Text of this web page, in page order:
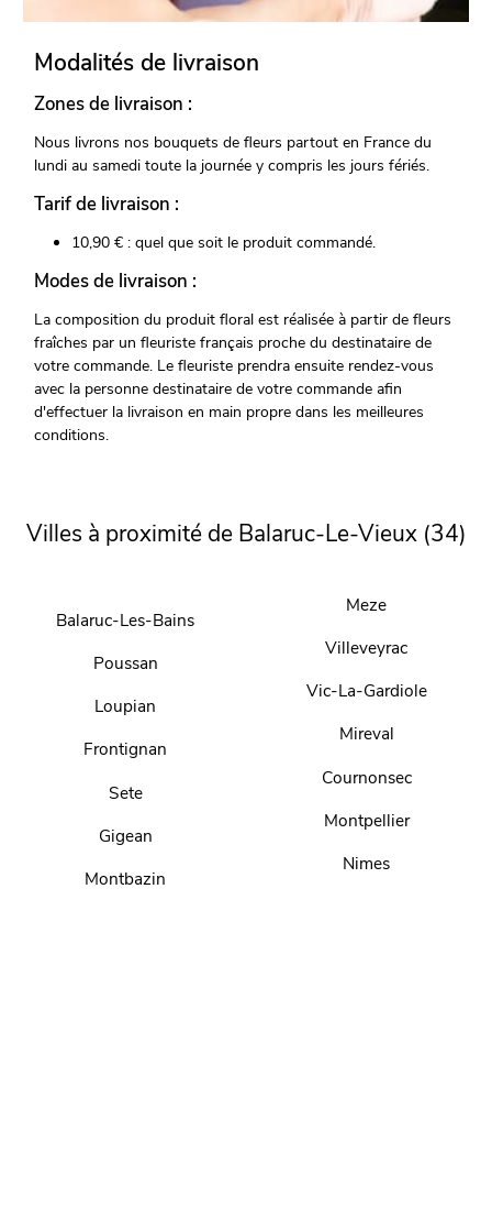
Modalités de livraison
Zones de livraison :
Nous livrons nos bouquets de fleurs partout en France du
lundi au samedi toute la journée y compris les jours fériés.
Tarif de livraison :
10,90 € : quel que soit le produit commandé.
Modes de livraison :
La composition du produit floral est réalisée à partir de fleurs
fraîches par un fleuriste français proche du destinataire de
votre commande. Le fleuriste prendra ensuite rendez-vous
avec la personne destinataire de votre commande afin
d'effectuer la livraison en main propre dans les meilleures
conditions.
Villes à proximité de Balaruc-Le-Vieux (34)
Balaruc-Les-Bains
Poussan
Loupian
Frontignan
Sete
Gigean
Montbazin
Meze
Villeveyrac
Vic-La-Gardiole
Mireval
Cournonsec
Montpellier
Nimes